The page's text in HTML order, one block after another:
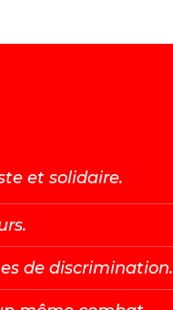
et solidaire.
de discrimination.